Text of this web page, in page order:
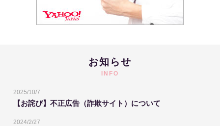
お知らせ
INFO
2025/10/7
【お詫び】不正広告（詐欺サイト）について
2024/2/27